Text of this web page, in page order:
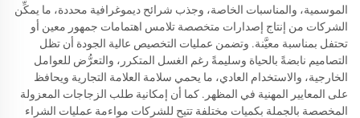
الموسمية، والمناسبات الخاصة، وجذب شرائح ديموغرافية محددة، ما يمكِّن
الشركات من إنتاج إصدارات متخصصة تلامس اهتمامات جمهور معين أو
تحتفل بمناسبة معيَّنة. وتضمن عمليات التخصيص عالية الجودة أن تظل
التصاميم نابضةً بالحياة وسليمةً رغم الغسل المتكرر، والتعرُّض للعوامل
الخارجية، والاستخدام العادي، ما يحمي سلامة العلامة التجارية ويحافظ
على المعايير المهنية في المظهر. كما أن إمكانية طلب الزجاجات المعزولة
المخصصة بالجملة بكميات مختلفة تتيح للشركات مواءمة عمليات الشراء